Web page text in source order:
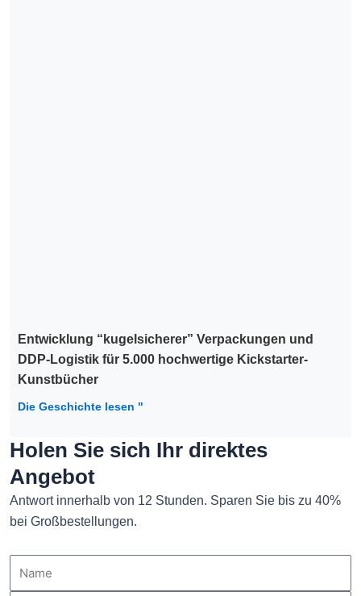
Entwicklung “kugelsicherer” Verpackungen und
DDP-Logistik für 5.000 hochwertige Kickstarter-
Kunstbücher
Die Geschichte lesen "
Holen Sie sich Ihr direktes
Angebot
Antwort innerhalb von 12 Stunden. Sparen Sie bis zu 40%
bei Großbestellungen.